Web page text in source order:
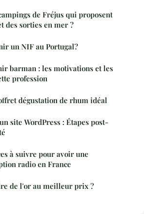
de Fréjus qui proposent
des sorties en mer ?
un NIF au Portugal?
barman : les motivations et les
profession
dégustation de rhum idéal
site WordPress : Étapes post-
à suivre pour avoir une
radio en France
de l'or au meilleur prix ?